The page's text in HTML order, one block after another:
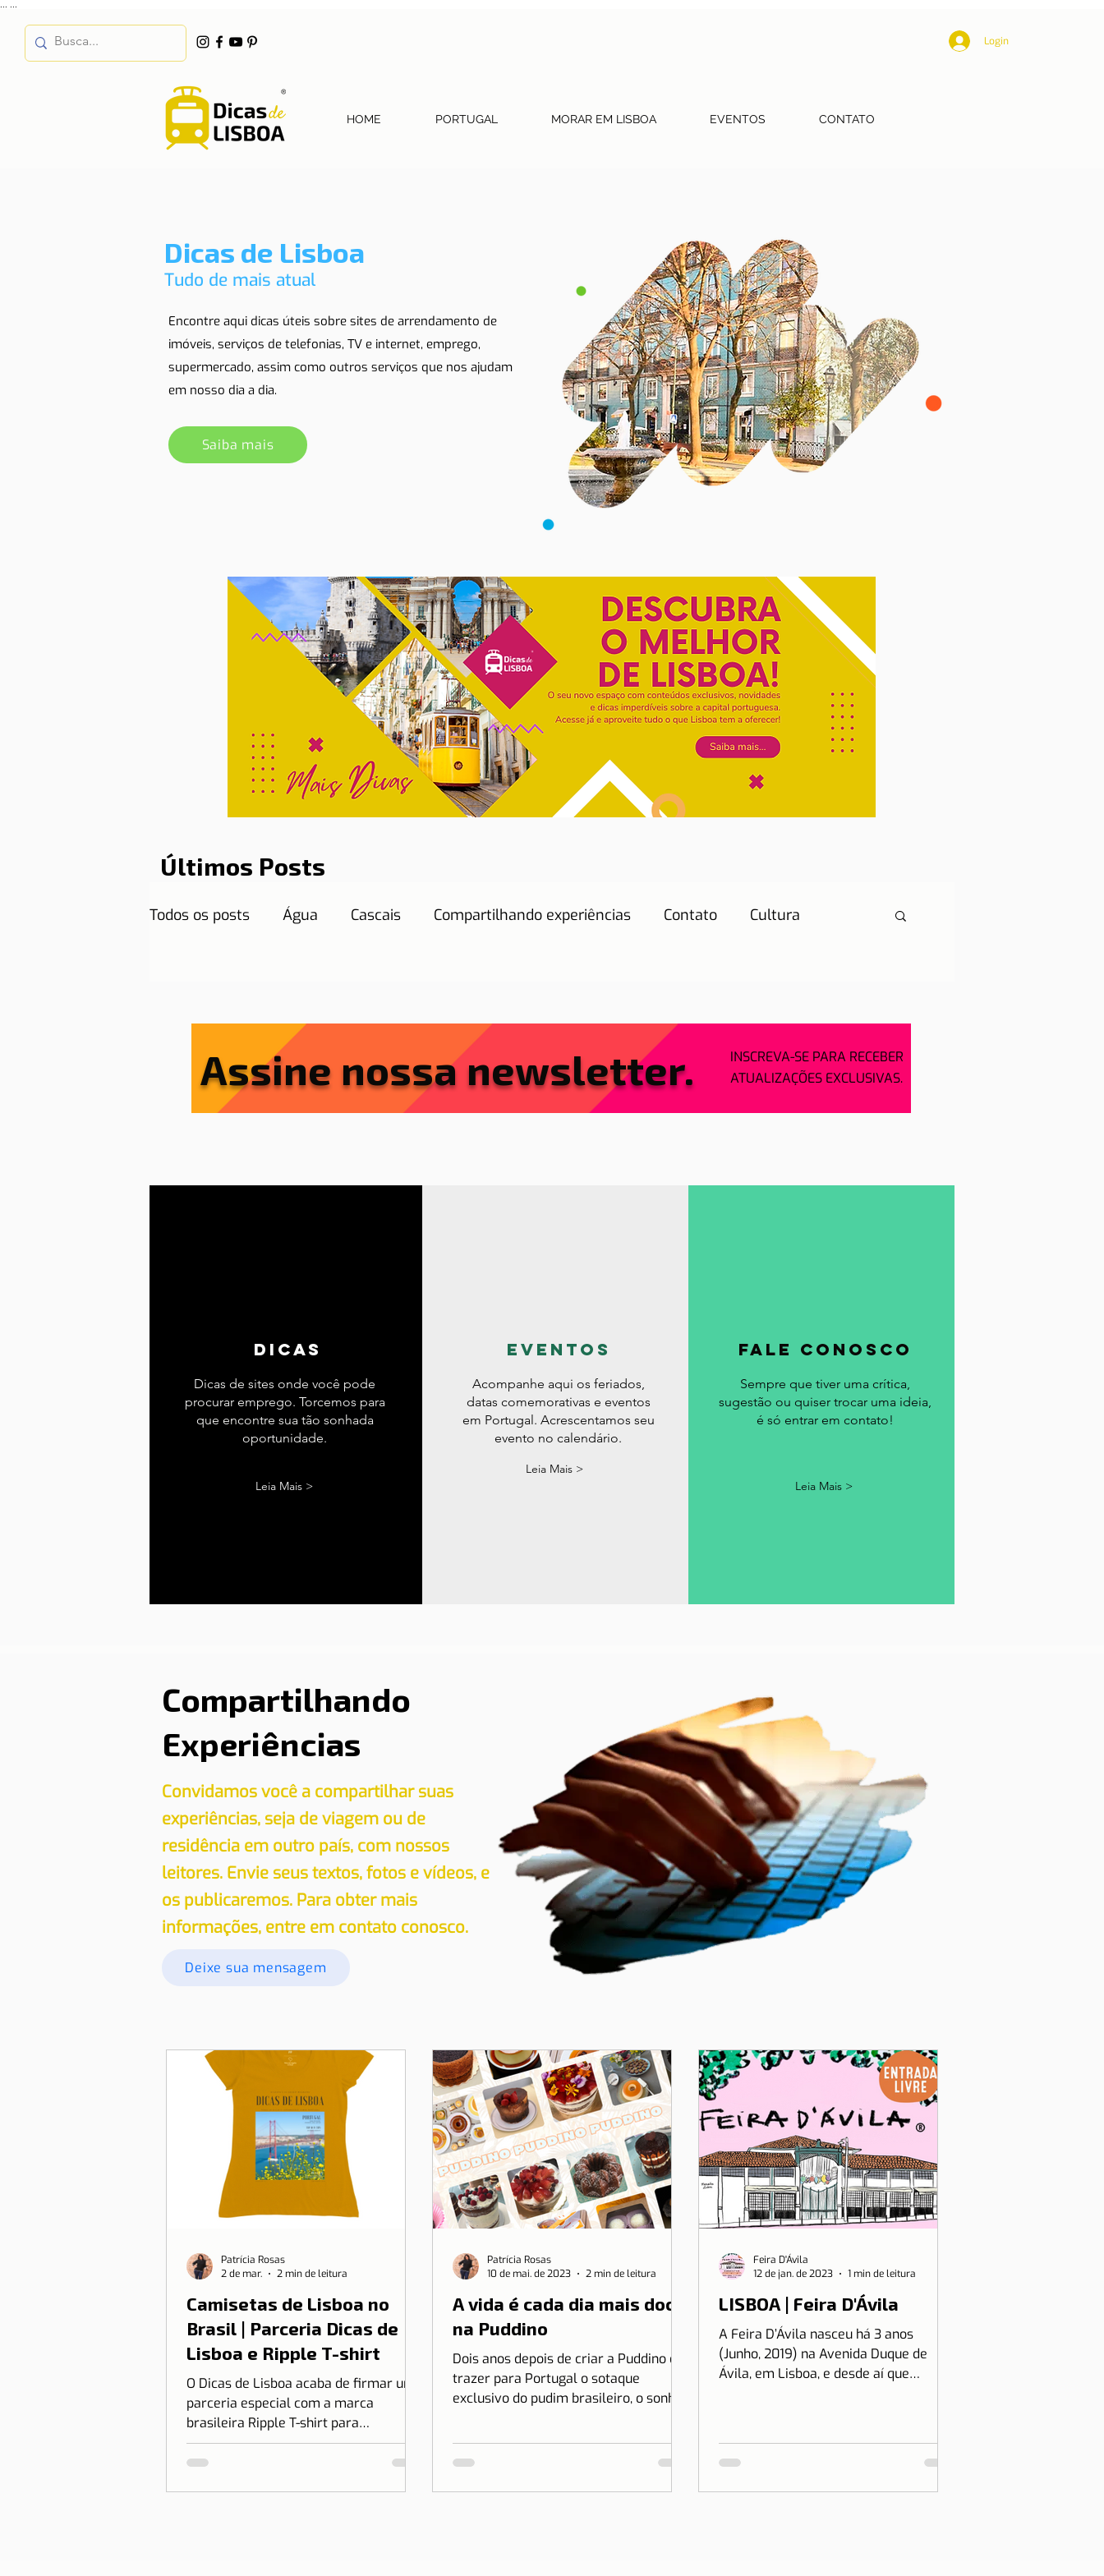
Login
HOME PORTUGAL MORAR EM LISBOA EVENTOS CONTATO
Dicas de Lisboa
Tudo de mais atual
Encontre aqui dicas úteis sobre sites de arrendamento de
imóveis, serviços de telefonias, TV e internet, emprego,
supermercado, assim como outros serviços que nos ajudam
em nosso dia a dia.
Saiba mais
Últimos Posts
Todos os posts Água Cascais Compartilhando experiências Contato Cultura
Documentos necessários
Lisboa Lisboa com crianças Mobilidade Moradia Morar em Lisboa Notícias
Assine nossa newsletter.
INSCREVA-SE PARA RECEBER
ATUALIZAÇÕES EXCLUSIVAS.
dicas
Dicas de sites onde você pode
procurar emprego. Torcemos para
que encontre sua tão sonhada
oportunidade.
Leia Mais >
eventos
Acompanhe aqui os feriados,
datas comemorativas e eventos
em Portugal. Acrescentamos seu
evento no calendário.
Leia Mais >
fale conosco
Sempre que tiver uma crítica,
sugestão ou quiser trocar uma ideia,
é só entrar em contato!
Leia Mais >
Compartilhando
Experiências
Convidamos você a compartilhar suas
experiências, seja de viagem ou de
residência em outro país, com nossos
leitores. Envie seus textos, fotos e vídeos, e
os publicaremos. Para obter mais
informações, entre em contato conosco.
Deixe sua mensagem
Camisetas de Lisboa no
Brasil | Parceria Dicas de
Lisboa e Ripple T-shirt
O Dicas de Lisboa acaba de firmar uma
parceria especial com a marca
brasileira Ripple T-shirt para
transformar o nosso amor por Lisboa
em algo que você pode vestir.
Patrícia Rosas
2 de mar.
2 min de leitura
A vida é cada dia mais doce
na Puddino
Dois anos depois de criar a Puddino e
trazer para Portugal o sotaque
exclusivo do pudim brasileiro, o sonho
Patrícia Rosas
10 de mai. de 2023
2 min de leitura
LISBOA | Feira D'Ávila
A Feira D’Ávila nasceu há 3 anos
(Junho, 2019) na Avenida Duque de
Ávila, em Lisboa, e desde aí que
Feira D'Ávila
12 de jan. de 2023
1 min de leitura